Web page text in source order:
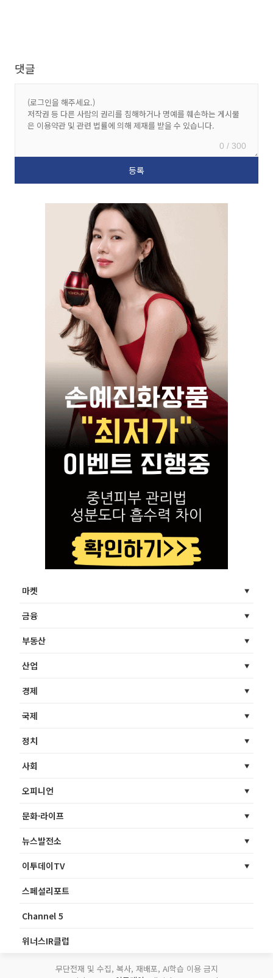
댓글
0 / 300
마켓
금융
부동산
산업
경제
국제
정치
사회
오피니언
문화·라이프
뉴스발전소
이투데이TV
스페셜리포트
Channel 5
위너스IR클럽
무단전재 및 수집, 복사, 재배포, AI학습 이용 금지